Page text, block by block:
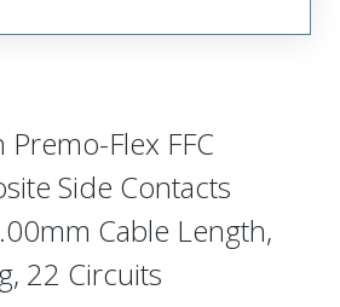
Flex FFC
Side Contacts
Cable Length,
22 Circuits